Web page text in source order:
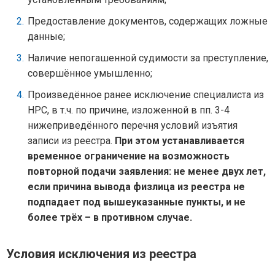
Предоставление документов, содержащих ложные
данные;
Наличие непогашенной судимости за преступление,
совершённое умышленно;
Произведённое ранее исключение специалиста из
НРС, в т.ч. по причине, изложенной в пп. 3-4
нижеприведённого перечня условий изъятия
записи из реестра. При этом устанавливается
временное ограничение на возможность
повторной подачи заявления: не менее двух лет,
если причина вывода физлица из реестра не
подпадает под вышеуказанные пункты, и не
более трёх – в противном случае.
Условия исключения из реестра